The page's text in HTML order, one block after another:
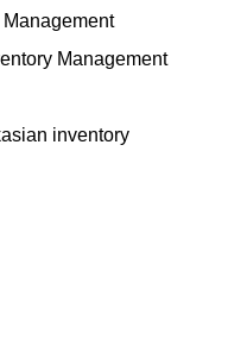
Management
inventory